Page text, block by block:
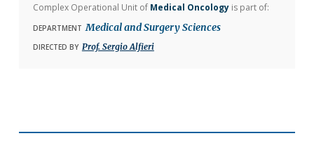
Complex Operational Unit of Medical Oncologyis part of:
DEPARTMENT Medical and Surgery Sciences
DIRECTED BY Prof. Sergio Alfieri